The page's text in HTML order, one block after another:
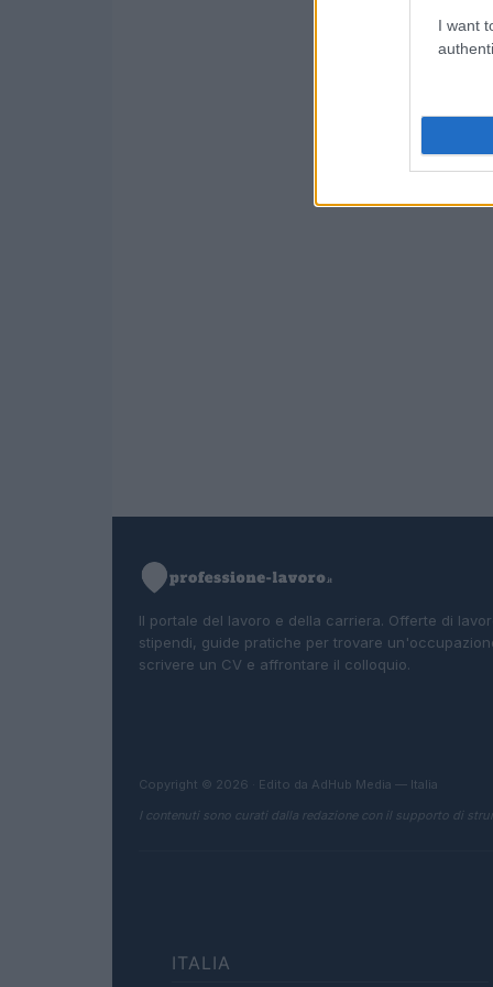
I want
Il portale del lavoro e della carriera. Offerte di
stipendi, guide pratiche per trovare
scrivere un CV e affrontare il colloquio.
Copyright © 2026 · Edito da AdHub Media — Italia
I contenuti sono curati dalla redazione con il supporto di
ITALIA